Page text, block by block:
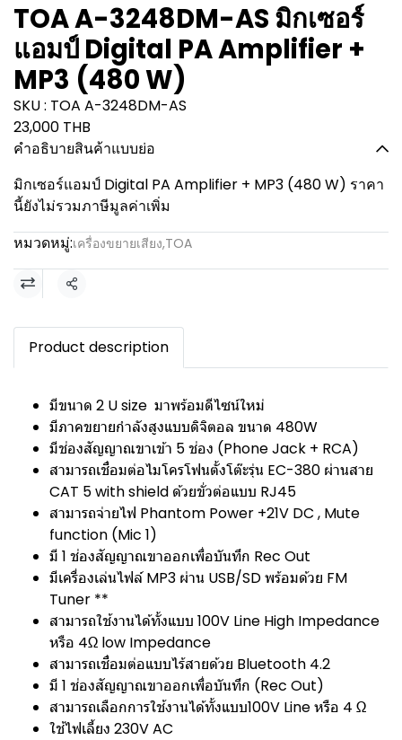
TOA A-3248DM-AS มิกเซอร์
แอมป์ Digital PA Amplifier +
MP3 (480 W)
SKU : TOA A-3248DM-AS
23,000 THB
คำอธิบายสินค้าแบบย่อ
มิกเซอร์แอมป์ Digital PA Amplifier + MP3 (480 W) ราคา
นี้ยังไม่รวมภาษีมูลค่าเพิ่ม
หมวดหมู่:เครื่องขยายเสียง,TOA
แชร์
Product description
มีขนาด 2 U size มาพร้อมดีไซน์ใหม่
มีภาคขยายกำลังสูงแบบดิจิตอล ขนาด 480W
มีช่องสัญญาณขาเข้า 5 ช่อง (Phone Jack + RCA)
สามารถเชื่อมต่อไมโครโฟนตั้งโต๊ะรุ่น EC-380 ผ่านสาย
CAT 5 with shield ด้วยขั่วต่อแบบ RJ45
สามารถจ่ายไฟ Phantom Power +21V DC , Mute
function (Mic 1)
มี 1 ช่องสัญญาณขาออกเพื่อบันทึก Rec Out
มีเครื่องเล่นไฟล์ MP3 ผ่าน USB/SD พร้อมด้วย FM
Tuner **
สามารถใช้งานได้ทั้งแบบ 100V Line High Impedance
หรือ 4Ω low Impedance
สามารถเชื่อมต่อแบบไร้สายด้วย Bluetooth 4.2
มี 1 ช่องสัญญาณขาออกเพื่อบันทึก (Rec Out)
สามารถเลือกการใช้งานได้ทั้งแบบ100V Line หรือ 4 Ω
ใช้ไฟเลี้ยง 230V AC